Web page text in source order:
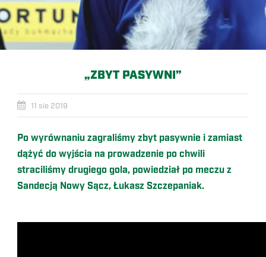
„ZBYT PASYWNI”
11 sie 2019
Po wyrównaniu zagraliśmy zbyt pasywnie i zamiast
dążyć do wyjścia na prowadzenie po chwili
straciliśmy drugiego gola, powiedział po meczu z
Sandecją Nowy Sącz, Łukasz Szczepaniak.